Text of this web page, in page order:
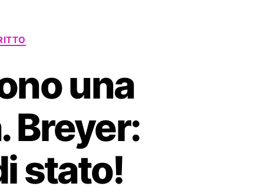
una
Breyer:
stato!